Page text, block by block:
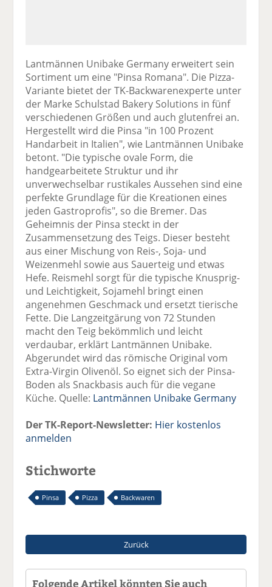
Lantmännen Unibake Germany erweitert sein
Sortiment um eine "Pinsa Romana". Die Pizza-
Variante bietet der TK-Backwarenexperte unter
der Marke Schulstad Bakery Solutions in fünf
verschiedenen Größen und auch glutenfrei an.
Hergestellt wird die Pinsa "in 100 Prozent
Handarbeit in Italien", wie Lantmännen Unibake
betont. "Die typische ovale Form, die
handgearbeitete Struktur und ihr
unverwechselbar rustikales Aussehen sind eine
perfekte Grundlage für die Kreationen eines
jeden Gastroprofis", so die Bremer. Das
Geheimnis der Pinsa steckt in der
Zusammensetzung des Teigs. Dieser besteht
aus einer Mischung von Reis-, Soja- und
Weizenmehl sowie aus Sauerteig und etwas
Hefe. Reismehl sorgt für die typische Knusprig-
und Leichtigkeit, Sojamehl bringt einen
angenehmen Geschmack und ersetzt tierische
Fette. Die Langzeitgärung von 72 Stunden
macht den Teig bekömmlich und leicht
verdaubar, erklärt Lantmännen Unibake.
Abgerundet wird das römische Original vom
Extra-Virgin Olivenöl. So eignet sich der Pinsa-
Boden als Snackbasis auch für die vegane
Küche. Quelle: Lantmännen Unibake Germany
Der TK-Report-Newsletter: Hier kostenlos
anmelden
Stichworte
Pinsa Pizza Backwaren
Zurück
Folgende Artikel könnten Sie auch